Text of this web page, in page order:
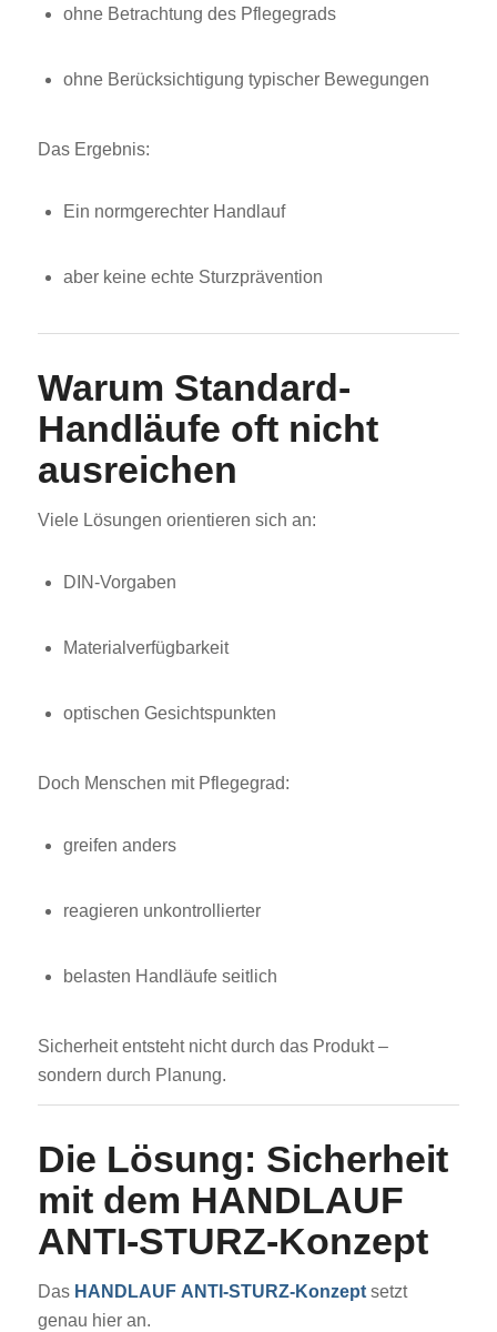
ohne Betrachtung des Pflegegrads
ohne Berücksichtigung typischer Bewegungen
Das Ergebnis:
Ein normgerechter Handlauf
aber keine echte Sturzprävention
Warum Standard-
Handläufe oft nicht
ausreichen
Viele Lösungen orientieren sich an:
DIN-Vorgaben
Materialverfügbarkeit
optischen Gesichtspunkten
Doch Menschen mit Pflegegrad:
greifen anders
reagieren unkontrollierter
belasten Handläufe seitlich
Sicherheit entsteht nicht durch das Produkt –
sondern durch Planung.
Die Lösung: Sicherheit
mit dem HANDLAUF
ANTI-STURZ-Konzept
Das HANDLAUF ANTI-STURZ-Konzeptsetzt
genau hier an.